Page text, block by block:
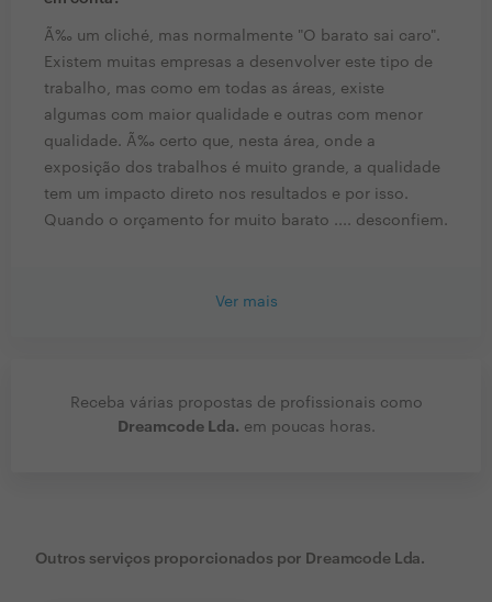
Ã‰ um cliché, mas normalmente "O barato sai caro".
Existem muitas empresas a desenvolver este tipo de
trabalho, mas como em todas as áreas, existe
algumas com maior qualidade e outras com menor
qualidade. Ã‰ certo que, nesta área, onde a
exposição dos trabalhos é muito grande, a qualidade
tem um impacto direto nos resultados e por isso.
Quando o orçamento for muito barato .... desconfiem.
Ver mais
Receba várias propostas de profissionais como
Dreamcode Lda. em poucas horas.
Outros serviços proporcionados por Dreamcode Lda.